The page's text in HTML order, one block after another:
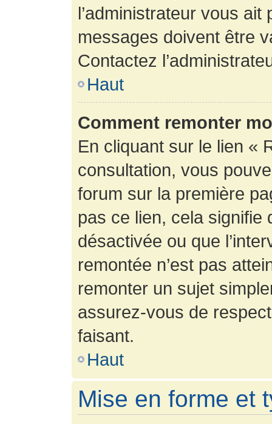
l’administrateur vous
messages doivent être
Contactez
Haut
Comment remonter
En cliquant sur le lien «
consultation, vous
forum sur la première
pas ce lien, cela signifie
désactivée ou que
remontée n’est pas
remonter un sujet
assurez-vous de
faisant.
Haut
Mise en forme et